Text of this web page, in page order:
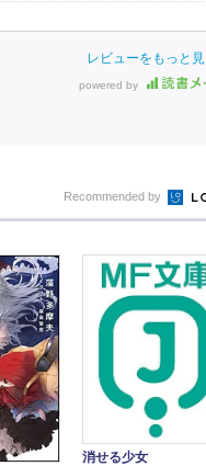
レビューをもっと
powered by
Recommended by
消せる少女